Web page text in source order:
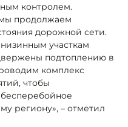
контролем.
продолжаем
дорожной сети.
участкам
подтоплению в
комплекс
чтобы
региону», – отметил